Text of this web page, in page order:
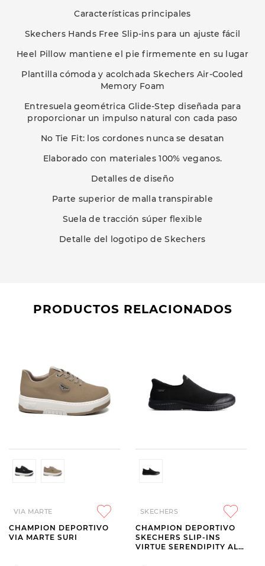
Características principales
Skechers Hands Free Slip-ins para un ajuste fácil
Heel Pillow mantiene el pie firmemente en su lugar
Plantilla cómoda y acolchada Skechers Air-Cooled
Memory Foam
Entresuela geométrica Glide-Step diseñada para
proporcionar un impulso natural con cada paso
No Tie Fit: los cordones nunca se desatan
Elaborado con materiales 100% veganos.
Detalles de diseño
Parte superior de malla transpirable
Suela de tracción súper flexible
Detalle del logotipo de Skechers
PRODUCTOS RELACIONADOS
VIA MARTE
CHAMPION DEPORTIVO
VIA MARTE SURI
SKECHERS
CHAMPION DEPORTIVO
SKECHERS SLIP-INS
VIRTUE SERENDIPITY ALL